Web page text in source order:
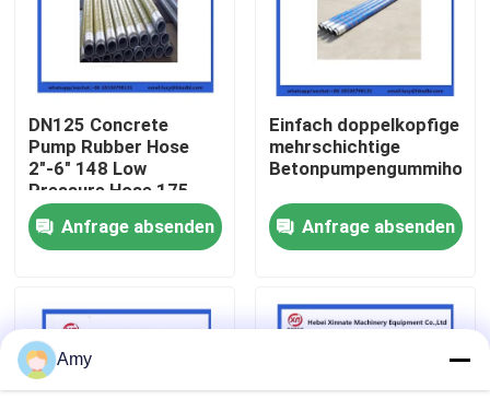
Produkte
DN125 Concrete
Pump Rubber Hose
2"-6" 148 Low
Pressure Hose 175
High Pressure Hose
Anfrage absenden
Einfach doppelkopfige
mehrschichtige
Betonpumpengummihose
Anfrage absenden
Amy